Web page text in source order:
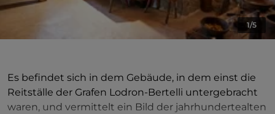
1/5
Es befindet sich in dem Gebäude, in dem einst die
Reitställe der Grafen Lodron-Bertelli untergebracht
waren, und vermittelt ein Bild der jahrhundertealten